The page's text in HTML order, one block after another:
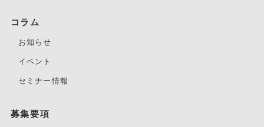
コラム
お知らせ
イベント
セミナー情報
募集要項